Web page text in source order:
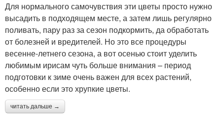
Для нормального самочувствия эти цветы просто нужно
высадить в подходящем месте, а затем лишь регулярно
поливать, пару раз за сезон подкормить, да обработать
от болезней и вредителей. Но это все процедуры
весенне-летнего сезона, а вот осенью стоит уделить
любимым ирисам чуть больше внимания – период
подготовки к зиме очень важен для всех растений,
особенно если это хрупкие цветы.
читать дальше →